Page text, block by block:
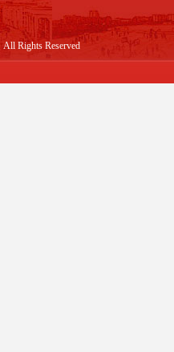
Rights Reserved